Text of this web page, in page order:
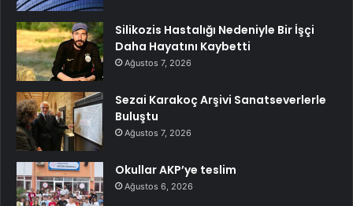
Silikozis Hastalığı Nedeniyle Bir İşçi
Daha Hayatını Kaybetti
Ağustos 7, 2026
Sezai Karakoç Arşivi Sanatseverlerle
Buluştu
Ağustos 7, 2026
Okullar AKP’ye teslim
Ağustos 6, 2026